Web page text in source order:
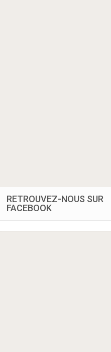
RETROUVEZ-NOUS SUR
FACEBOOK